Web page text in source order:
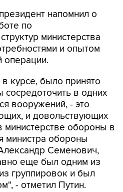
напомнил о
по
министерства
и опытом
операции.
курсе, было принято
в одних
вооружений, - это
и довольствующих
министерстве обороны в
министра обороны
Семенович,
еще был одним из
группировок и был
- отметил Путин.